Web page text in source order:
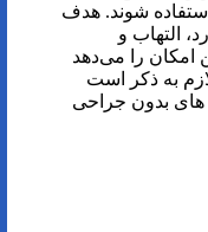
شوند. هدف
التهاب و
امکان را می‌دهد
به ذکر است
بدون جراحی